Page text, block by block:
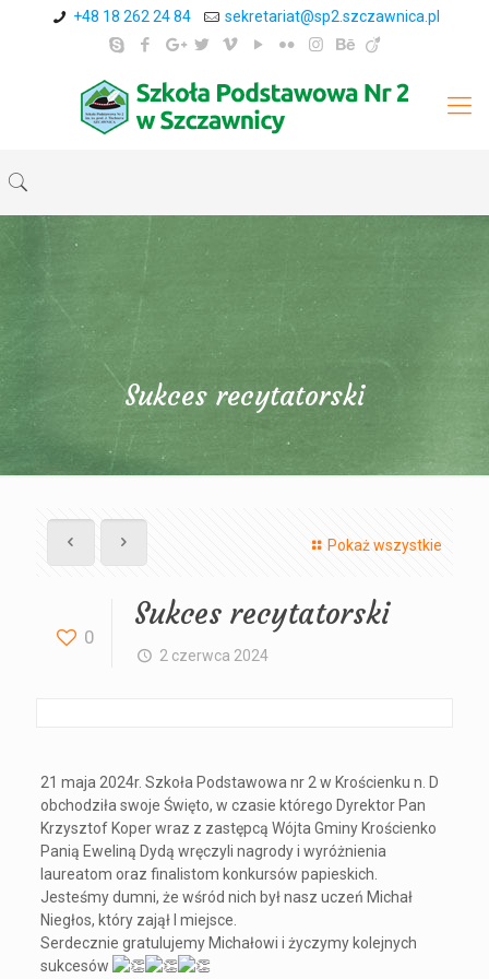
+48 18 262 24 84 sekretariat@sp2.szczawnica.pl
Sukces recytatorski
Pokaż wszystkie
0
Sukces recytatorski
2 czerwca 2024
21 maja 2024r. Szkoła Podstawowa nr 2 w Krościenku n. D
obchodziła swoje Święto, w czasie którego Dyrektor Pan
Krzysztof Koper wraz z zastępcą Wójta Gminy Krościenko
Panią Eweliną Dydą wręczyli nagrody i wyróżnienia
laureatom oraz finalistom konkursów papieskich.
Jesteśmy dumni, że wśród nich był nasz uczeń Michał
Niegłos, który zajął I miejsce.
Serdecznie gratulujemy Michałowi i życzymy kolejnych
sukcesów